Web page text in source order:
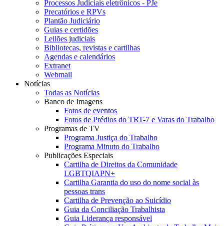
Processos Judiciais eletrônicos - PJe
Precatórios e RPVs
Plantão Judiciário
Guias e certidões
Leilões judiciais
Bibliotecas, revistas e cartilhas
Agendas e calendários
Extranet
Webmail
Notícias
Todas as Notícias
Banco de Imagens
Fotos de eventos
Fotos de Prédios do TRT-7 e Varas do Trabalho
Programas de TV
Programa Justiça do Trabalho
Programa Minuto do Trabalho
Publicações Especiais
Cartilha de Direitos da Comunidade
LGBTQIAPN+
Cartilha Garantia do uso do nome social às
pessoas trans
Cartilha de Prevenção ao Suicídio
Guia da Conciliação Trabalhista
Guia Liderança responsável